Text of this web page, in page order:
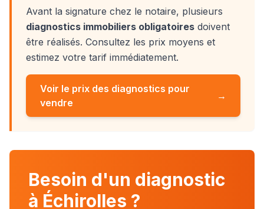
Avant la signature chez le notaire, plusieurs
diagnostics immobiliers obligatoires doivent
être réalisés. Consultez les prix moyens et
estimez votre tarif immédiatement.
Voir le prix des diagnostics pour
vendre
→
Besoin d'un diagnostic
à Échirolles ?